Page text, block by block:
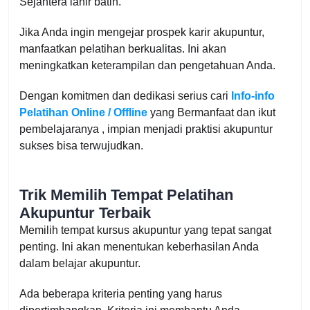
Jika Anda ingin mengejar prospek karir akupuntur,
manfaatkan pelatihan berkualitas. Ini akan
meningkatkan keterampilan dan pengetahuan Anda.
Dengan komitmen dan dedikasi serius cari Info-info
Pelatihan Online / Offline yang Bermanfaat dan ikut
pembelajaranya , impian menjadi praktisi akupuntur
sukses bisa terwujudkan.
Trik Memilih Tempat Pelatihan
Akupuntur Terbaik
Memilih tempat kursus akupuntur yang tepat sangat
penting. Ini akan menentukan keberhasilan Anda
dalam belajar akupuntur.
Ada beberapa kriteria penting yang harus